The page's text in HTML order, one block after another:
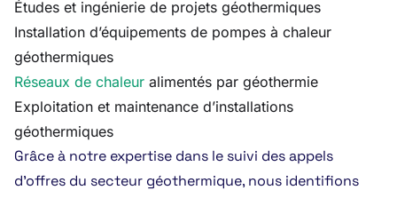
Études et ingénierie de projets géothermiques
Installation d’équipements de pompes à chaleur
géothermiques
Réseaux de chaleur alimentés par géothermie
Exploitation et maintenance d’installations
géothermiques
Grâce à notre expertise dans le suivi des appels
d’offres du secteur géothermique, nous identifions